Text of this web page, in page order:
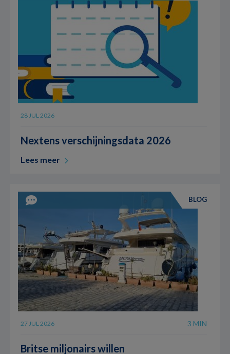
28 JUL 2026
Nextens verschijningsdata 2026
Lees meer
BLOG
27 JUL 2026 3 MIN
Britse miljonairs willen